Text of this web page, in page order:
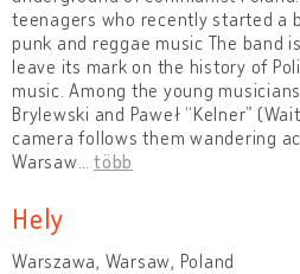
teenagers who recently started a
punk and reggae music The band
leave its mark on the history of
music. Among the young
Brylewski and Paweł “Kelner”
camera follows them wandering
Warsaw
több
Hely
Warszawa, Warsaw, Poland